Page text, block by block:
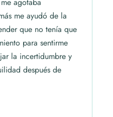
agotaba
me ayudó de la
que no tenía que
para sentirme
la incertidumbre y
después de